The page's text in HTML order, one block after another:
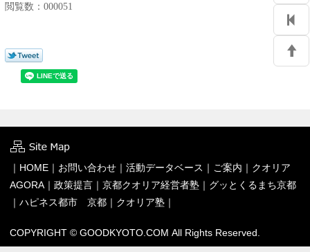
閲覧数： 000051
｜ HOME ｜ お問い合わせ ｜ 活動データベース ｜ ご案内 ｜ クオリア
AGORA ｜ 政策提言 ｜ 京都クオリア経営者塾 ｜ グッとくるまち京都
｜ ハピネス都市 京都 ｜ クオリア塾 ｜
COPYRIGHT © GOODKYOTO.COM All Rights Reserved.